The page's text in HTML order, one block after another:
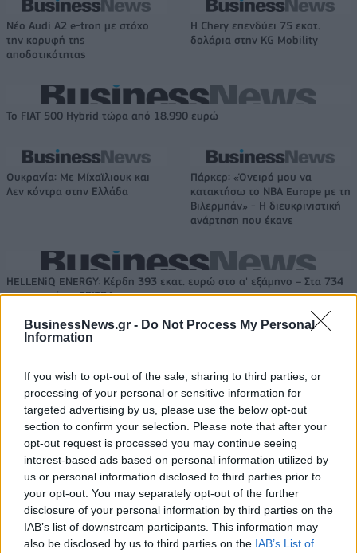
BusinessNews.gr - Do Not Process My Personal
Information
If you wish to opt-out of the sale, sharing to third parties, or
processing of your personal or sensitive information for
targeted advertising by us, please use the below opt-out
section to confirm your selection. Please note that after your
opt-out request is processed you may continue seeing
interest-based ads based on personal information utilized by
us or personal information disclosed to third parties prior to
your opt-out. You may separately opt-out of the further
disclosure of your personal information by third parties on the
IAB’s list of downstream participants. This information may
also be disclosed by us to third parties on the IAB’s List of
Νέο Audi A2 e-tron με στόχο
την κορυφή της
αποδοτικότητας
Η Chery επενδύει 75 εκατ.
δολάρια στην KG Mobility
Το FIAT 500 Hybrid τώρα από 18.990 ευρώ
Ουκρανία: Με Μίχαϊλιουκ και
Λεν κόντρα στην Ελλάδα
Πάρκερ: «Όνειρό μου να
κατακτήσω το ΝΒΑ Europe με τη
Βιλερμπάν» - Η διευκρινιστική
ανάρτηση που έκανε
HELLENiQ ENERGY: Κέρδη 393 εκατ. ευρώ στο α' εξάμηνο – Στα 734
εκατ. ευρώ τα EBITDA
Viohalco: Αυξημένος κατά 14%
ο τζίρος στο α' εξάμηνο, στα 4,3
δισ. ευρώ – Στα 446 εκατ. ευρώ
τα EBITDA
ΥΠΕΘΟΟ: Νέες επενδύσεις 1
δισ. ευρώ ως το 2028 για την
Ενέργεια
Η συμφωνία Arval-Athlon αναδιαμορφώνει την αγορά leasing
VW: Η δύσκολη εξίσωση της
18η συνεχόμενη χρονιά για τον